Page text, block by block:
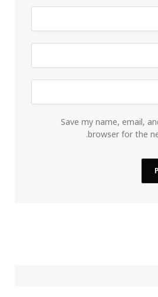
Save my name, email,
browser for the